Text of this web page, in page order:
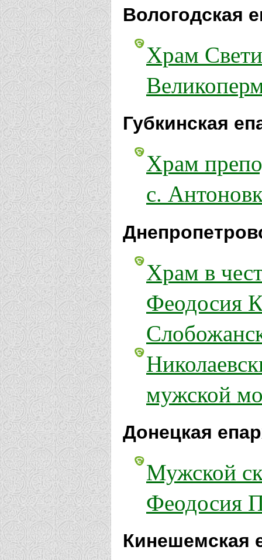
Вологодская
Храм
Губкинская
Храм
с.
Храм в
Феодосия
мужской
Донецкая
Мужской
Феодосия
Кинешемская